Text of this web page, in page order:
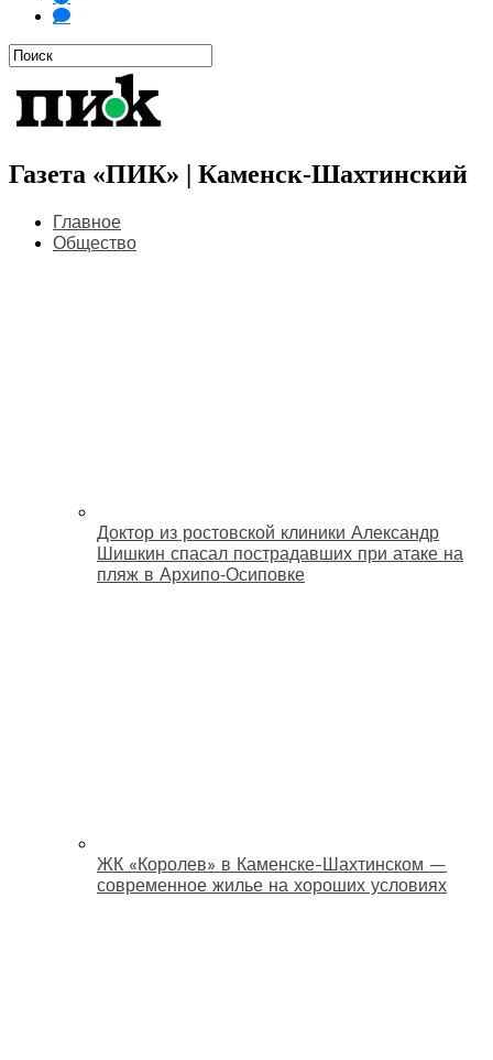
Газета «ПИК» | Каменск-Шахтинский
Главное
Общество
Доктор из ростовской клиники Александр
Шишкин спасал пострадавших при атаке на
пляж в Архипо‑Осиповке
ЖК «Королев» в Каменске-Шахтинском —
современное жилье на хороших условиях